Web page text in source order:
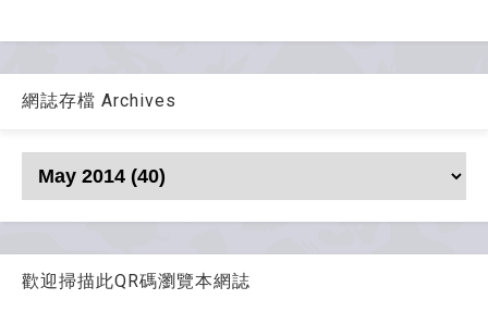
網誌存檔 Archives
歡迎掃描此QR碼瀏覽本網誌